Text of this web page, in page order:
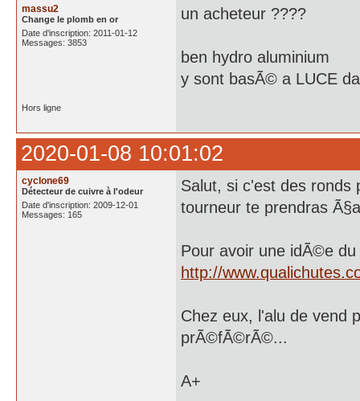
massu2
Change le plomb en or
Date d'inscription: 2011-01-12
Messages: 3853
un acheteur ????
ben hydro aluminium
y sont basÃ© a LUCE
Hors ligne
2020-01-08 10:01:02
cyclone69
Détecteur de cuivre à l'odeur
Date d'inscription: 2009-12-01
Messages: 165
Salut, si c'est des ronds
tourneur te prendras
Pour avoir une idÃ©e
http://
Chez eux, l'alu de vend
prÃ©fÃ©rÃ©...
A+